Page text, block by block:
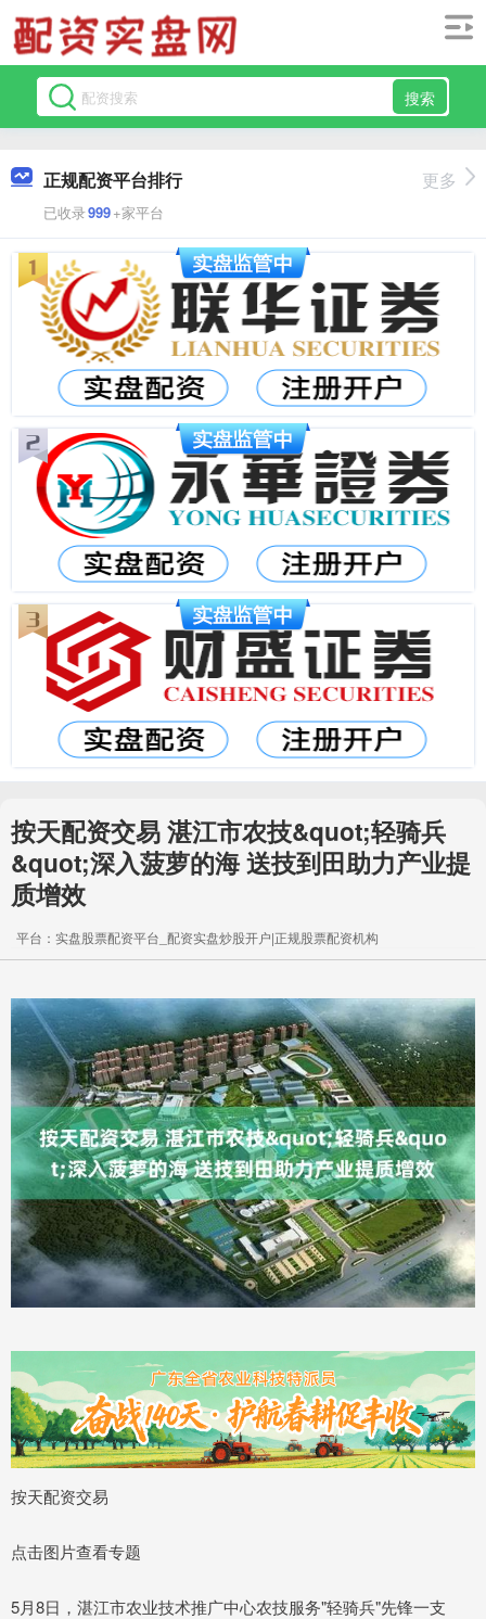
搜索
正规配资平台排行
已收录999+家平台
更多
按天配资交易 湛江市农技&quot;轻骑兵
&quot;深入菠萝的海 送技到田助力产业提
质增效
平台：实盘股票配资平台_配资实盘炒股开户|正规股票配资机构
按天配资交易
点击图片查看专题
5月8日，湛江市农业技术推广中心农技服务"轻骑兵"先锋一支